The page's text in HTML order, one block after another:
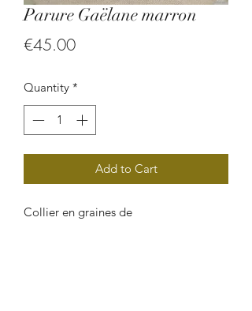
Parure Gaëlane marron
€45.00Price
Quantity *
Add to Cart
Collier en graines de